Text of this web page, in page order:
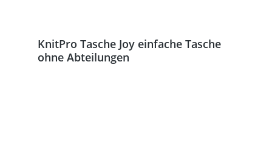
KnitPro Tasche Joy einfache Tasche
ohne Abteilungen